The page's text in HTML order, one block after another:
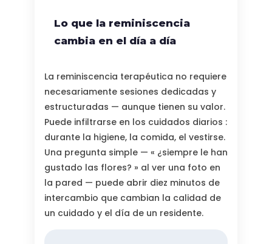
Lo que la reminiscencia
cambia en el día a día
La reminiscencia terapéutica no requiere
necesariamente sesiones dedicadas y
estructuradas — aunque tienen su valor.
Puede infiltrarse en los cuidados diarios :
durante la higiene, la comida, el vestirse.
Una pregunta simple — « ¿siempre le han
gustado las flores? » al ver una foto en
la pared — puede abrir diez minutos de
intercambio que cambian la calidad de
un cuidado y el día de un residente.